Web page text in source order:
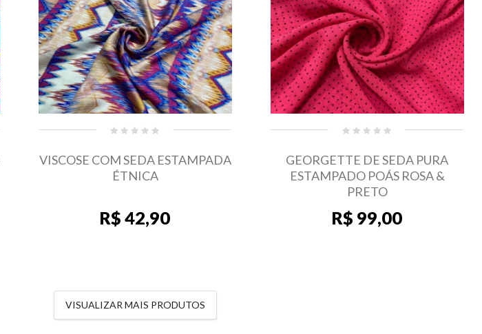
VISCOSE COM SEDA ESTAMPADA
ÉTNICA
R$ 42,90
GEORGETTE DE SEDA PURA
ESTAMPADO POÁS ROSA &
PRETO
R$ 99,00
VISUALIZAR MAIS PRODUTOS